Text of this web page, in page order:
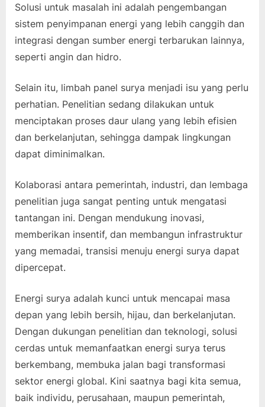
Solusi untuk masalah ini adalah pengembangan
sistem penyimpanan energi yang lebih canggih dan
integrasi dengan sumber energi terbarukan lainnya,
seperti angin dan hidro.
Selain itu, limbah panel surya menjadi isu yang perlu
perhatian. Penelitian sedang dilakukan untuk
menciptakan proses daur ulang yang lebih efisien
dan berkelanjutan, sehingga dampak lingkungan
dapat diminimalkan.
Kolaborasi antara pemerintah, industri, dan lembaga
penelitian juga sangat penting untuk mengatasi
tantangan ini. Dengan mendukung inovasi,
memberikan insentif, dan membangun infrastruktur
yang memadai, transisi menuju energi surya dapat
dipercepat.
Energi surya adalah kunci untuk mencapai masa
depan yang lebih bersih, hijau, dan berkelanjutan.
Dengan dukungan penelitian dan teknologi, solusi
cerdas untuk memanfaatkan energi surya terus
berkembang, membuka jalan bagi transformasi
sektor energi global. Kini saatnya bagi kita semua,
baik individu, perusahaan, maupun pemerintah,